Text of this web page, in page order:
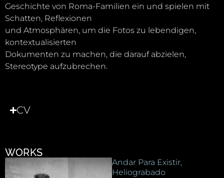
Geschichte von Roma-Familien ein und spielen mit
Schatten, Reflexionen
und Atmosphären, um die Fotos zu lebendigen,
kontextualisierten
Dokumenten zu machen, die darauf abzielen,
Stereotype aufzubrechen.
CV
WORKS
Andar Para Existir,
Heliograbado